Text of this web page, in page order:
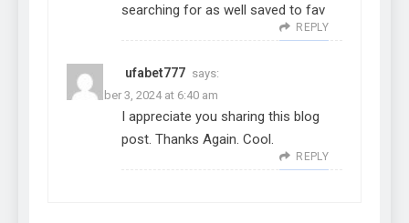
searching for as well saved to fav
REPLY
ufabet777 says:
December 3, 2024 at 6:40 am
I appreciate you sharing this blog
post. Thanks Again. Cool.
REPLY